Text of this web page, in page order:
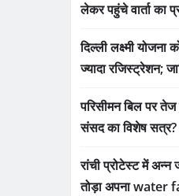
लेकर पहुंचे वार्ता का
दिल्ली लक्ष्मी
ज्यादा रजिस्ट्रेशन;
परिसीमन बिल पर
संसद का विशेष सत्र?
रांची प्रोटेस्ट में
तोड़ा अपना water